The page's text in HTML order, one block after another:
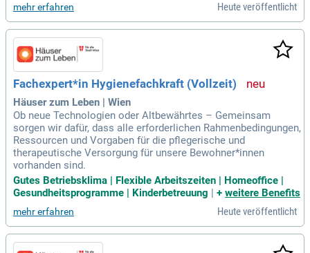
mehr erfahren Heute veröffentlicht
Fachexpert*in Hygienefachkraft (Vollzeit)
Häuser zum Leben | Wien
Ob neue Technologien oder Altbewährtes – Gemeinsam
sorgen wir dafür, dass alle erforderlichen Rahmenbedingungen,
Ressourcen und Vorgaben für die pflegerische und
therapeutische Versorgung für unsere Bewohner*innen
vorhanden sind.
Gutes Betriebsklima | Flexible Arbeitszeiten | Homeoffice |
Gesundheitsprogramme | Kinderbetreuung | + weitere Benefits
mehr erfahren Heute veröffentlicht